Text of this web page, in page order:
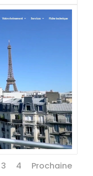
3 4 Prochaine